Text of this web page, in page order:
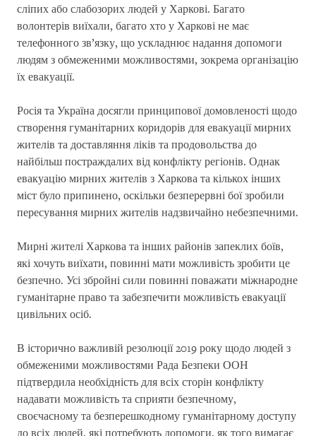
сліпих або слабозорих людей у Харкові. Багато
волонтерів виїхали, багато хто у ​​Харкові не має
телефонного зв’язку, що ускладнює надання допомоги
людям з обмеженими можливостями, зокрема організацію
їх евакуації.
Росія та Україна досягли принципової домовленості щодо
створення гуманітарних коридорів для евакуації мирних
жителів та доставляння ліків та продовольства до
найбільш постраждалих від конфлікту регіонів. Однак
евакуацію мирних жителів з Харкова та кількох інших
міст було припинено, оскільки безперервні бої зробили
пересування мирних жителів надзвичайно небезпечними.
Мирні жителі Харкова та інших районів запеклих боїв,
які хочуть виїхати, повинні мати можливість зробити це
безпечно. Усі збройні сили повинні поважати міжнародне
гуманітарне право та забезпечити можливість евакуації
цивільних осіб.
В історично важливій резолюції 2019 року щодо людей з
обмеженими можливостями Рада Безпеки ООН
підтвердила необхідність для всіх сторін конфлікту
надавати можливість та сприяти безпечному,
своєчасному та безперешкодному гуманітарному доступу